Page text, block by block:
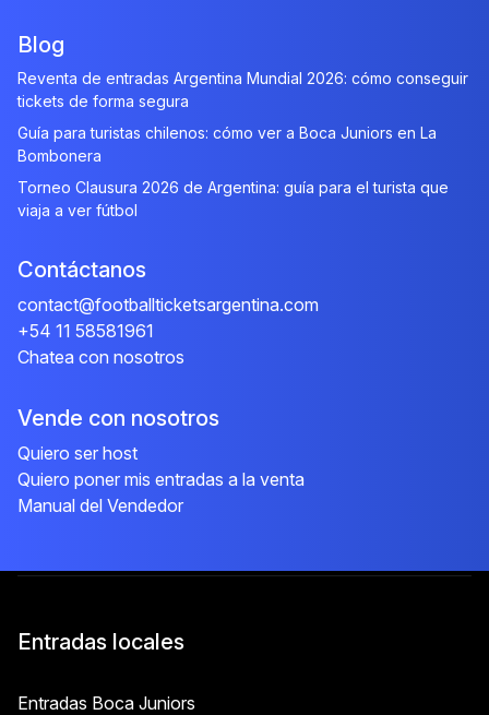
Blog
Reventa de entradas Argentina Mundial 2026: cómo conseguir
tickets de forma segura
Guía para turistas chilenos: cómo ver a Boca Juniors en La
Bombonera
Torneo Clausura 2026 de Argentina: guía para el turista que
viaja a ver fútbol
Contáctanos
contact@footballticketsargentina.com
+54 11 58581961
Chatea con nosotros
Vende con nosotros
Quiero ser host
Quiero poner mis entradas a la venta
Manual del Vendedor
Entradas locales
Entradas Boca Juniors